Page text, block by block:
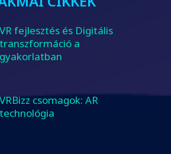
VR fejlesztés és Digitális
transzformáció a
gyakorlatban
csomagok: AR
technológia